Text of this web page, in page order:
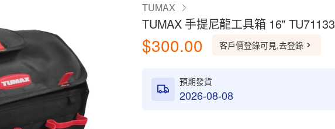
TUMAX
TUMAX 手提尼龍工具箱 16" TU71133
$300.00 客戶價登錄可見,去登錄
預期發貨
2026-08-08